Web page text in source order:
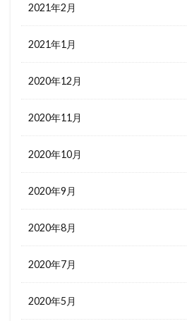
2021年2月
2021年1月
2020年12月
2020年11月
2020年10月
2020年9月
2020年8月
2020年7月
2020年5月